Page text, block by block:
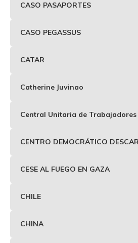
CASO PASAPORTES
CASO PEGASSUS
CATAR
Catherine Juvinao
Central Unitaria de Trabajadores
CENTRO DEMOCRÁTICO
CESE AL FUEGO EN GAZA
CHILE
CHINA